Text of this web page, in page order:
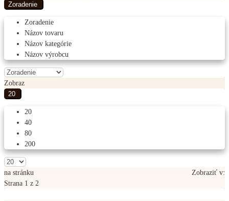
Zoradenie
Zoradenie
Názov tovaru
Názov kategórie
Názov výrobcu
Zobraz
20
20
40
80
200
na stránku
Zobraziť v:
Strana 1 z 2